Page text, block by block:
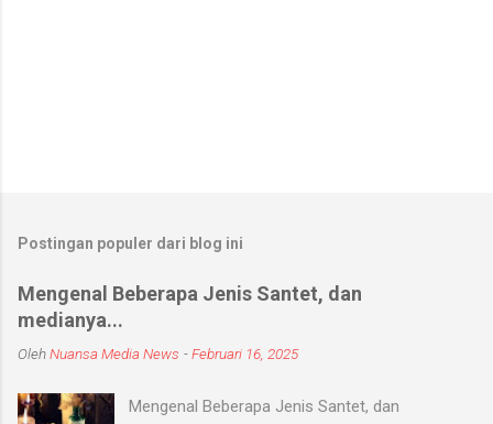
Postingan populer dari blog ini
Mengenal Beberapa Jenis Santet, dan
medianya...
OlehNuansa Media News -Februari 16, 2025
Mengenal Beberapa Jenis Santet, dan